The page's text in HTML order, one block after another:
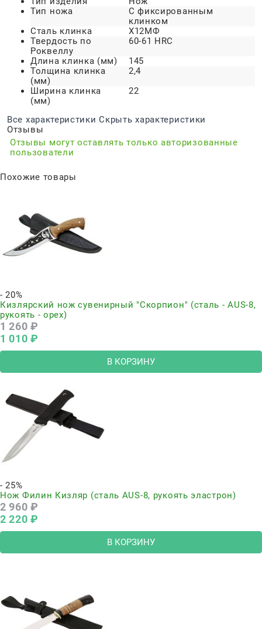
Тип ножа
С фиксированным
клинком
Сталь клинка
Х12МФ
Твердость по
Роквеллу
60-61 HRC
Длина клинка (мм)
145
Толщина клинка
(мм)
2,4
Ширина клинка
(мм)
22
Все характеристики Скрыть характеристики
Отзывы
Отзывы могут оставлять только авторизованные
пользователи
Похожие товары
- 20%
Кизлярский нож сувенирный "Скорпион" (сталь - AUS-8,
рукоять - орех)
1 260 ₽
1 010 ₽
В КОРЗИНУ
- 25%
Нож Филин Кизляр (сталь AUS-8, рукоять эластрон)
2 960 ₽
2 220 ₽
В КОРЗИНУ